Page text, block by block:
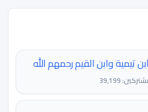
تيمية وابن القيم رحمهم الله
39,199